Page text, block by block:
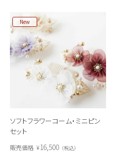
ソフトフラワーコーム・ミニピン
セット
New
販売価格 ¥16,500 税込